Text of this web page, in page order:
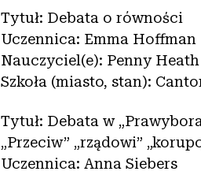
Tytuł: Debata o równości
Uczennica: Emma Hoffman
Nauczyciel(e): Penny Heath
Szkoła (miasto, stan):
Tytuł: Debata w
„Przeciw” „rządowi”
Uczennica: Anna Siebers